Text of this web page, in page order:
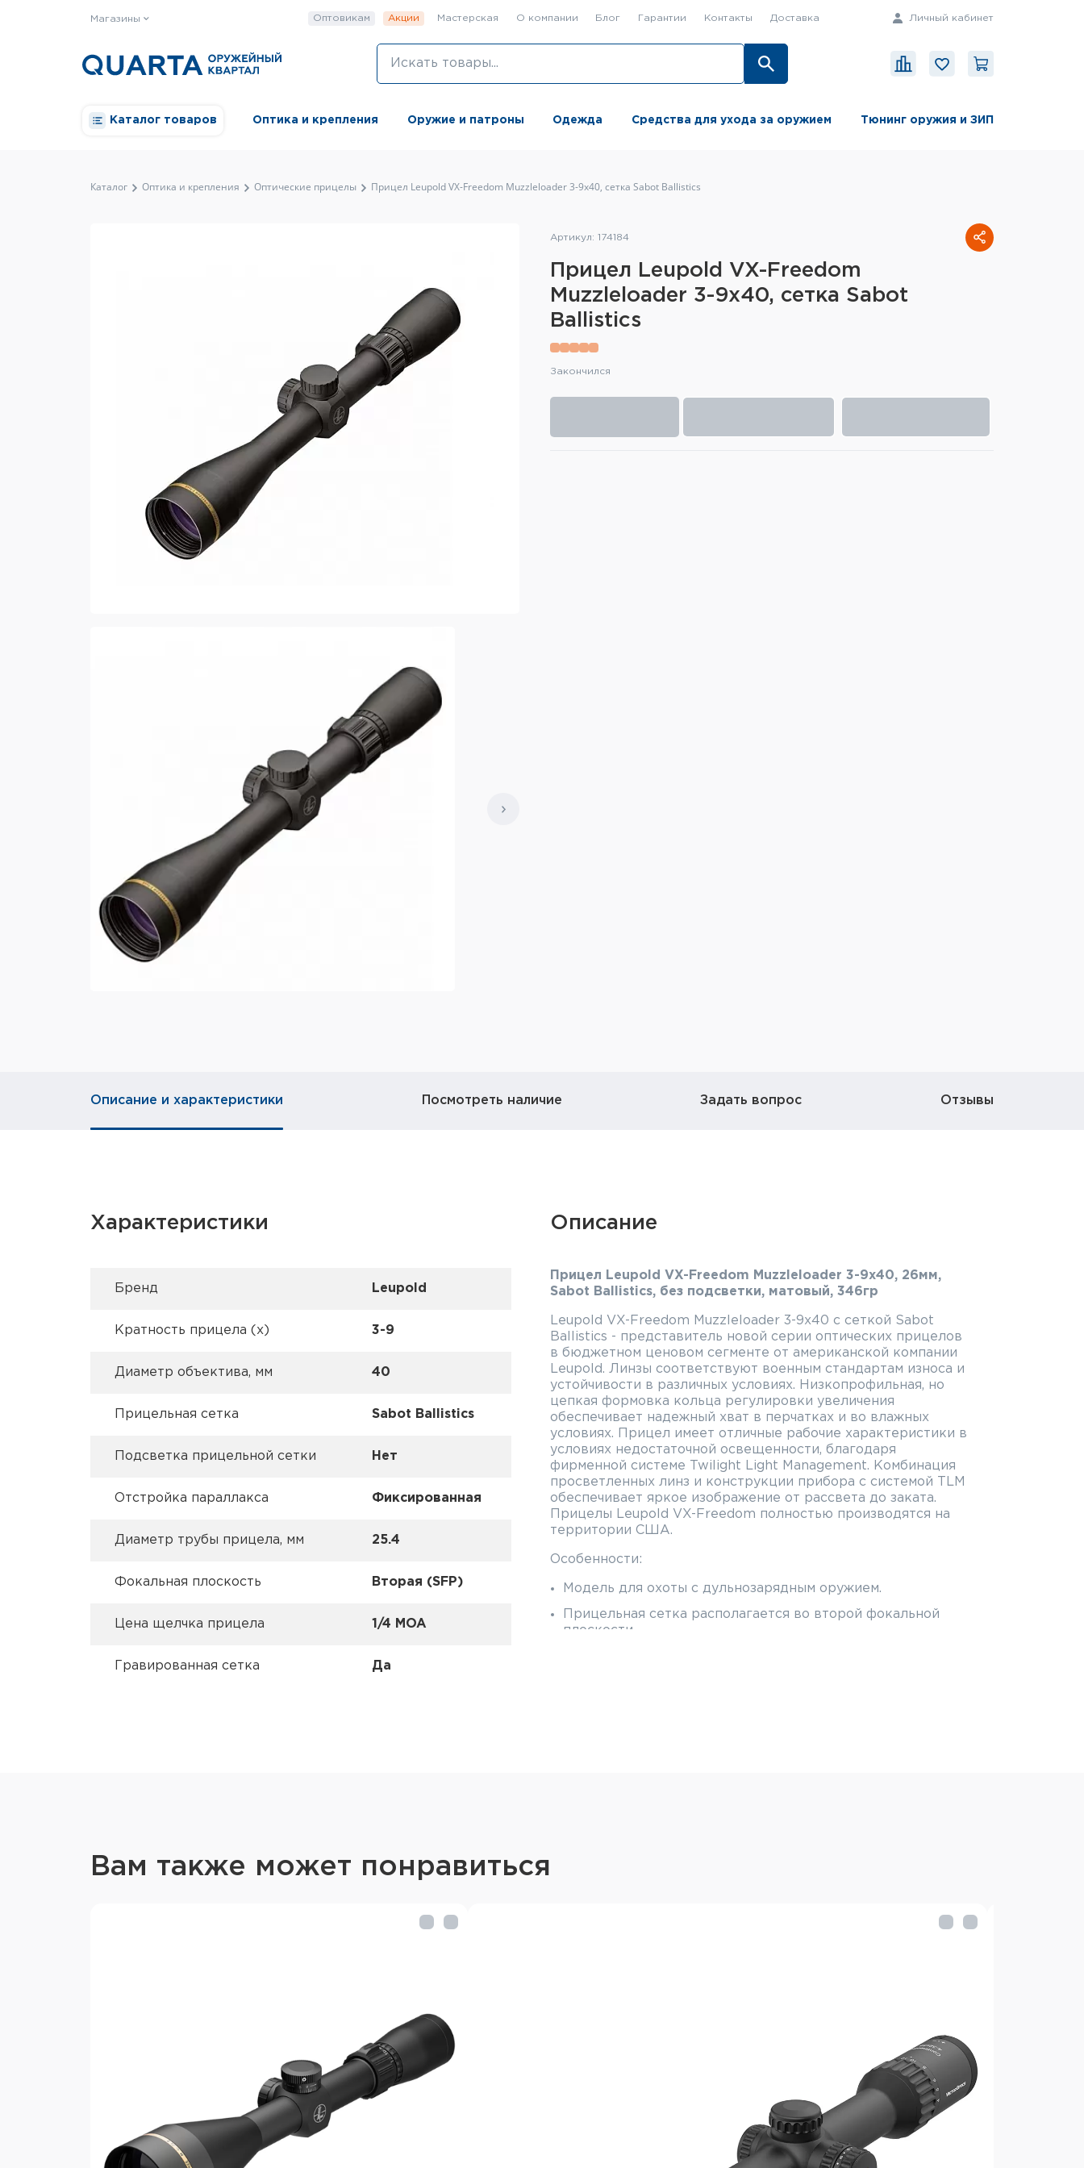
Магазины Оптовикам Акции Мастерская О компании Блог Гарантии Контакты Доставка Личный кабинет
Каталог товаров Оптика и крепления Оружие и патроны Одежда Средства для ухода за оружием Тюнинг оружия и ЗИП
Каталог Оптика и крепления Оптические прицелы Прицел Leupold VX-Freedom Muzzleloader 3-9x40, сетка Sabot Ballistics
Артикул: 174184
Прицел Leupold VX-Freedom
Muzzleloader 3-9x40, сетка Sabot
Ballistics
Закончился
Описание и характеристики Посмотреть наличие Задать вопрос Отзывы
Характеристики
Брeнд Leupold
Кратность прицела (х) 3-9
Диаметр объектива, мм 40
Прицельная сетка Sabot Ballistics
Подсветка прицельной сетки Нет
Отстройка параллакса Фиксированная
Диаметр трубы прицела, мм 25.4
Фокальная плоскость Вторая (SFP)
Цена щелчка прицела 1/4 MOA
Гравированная сетка Да
Описание
Прицел Leupold VX-Freedom Muzzleloader 3-9x40, 26мм,
Sabot Ballistics, без подсветки, матовый, 346гр
Leupold VX-Freedom Muzzleloader 3-9x40 c сеткой Sabot
Ballistics - представитель новой серии оптических прицелов
в бюджетном ценовом сегменте от американской компании
Leupold. Линзы соответствуют военным стандартам износа и
устойчивости в различных условиях. Низкопрофильная, но
цепкая формовка кольца регулировки увеличения
обеспечивает надежный хват в перчатках и во влажных
условиях. Прицел имеет отличные рабочие характеристики в
условиях недостаточной освещенности, благодаря
фирменной системе Twilight Light Management. Комбинация
просветленных линз и конструкции прибора с системой TLM
обеспечивает яркое изображение от рассвета до заката.
Прицелы Leupold VX-Freedom полностью производятся на
территории США.
Особенности:
Модель для охоты с дульнозарядным оружием.
Прицельная сетка располагается во второй фокальной
плоскости.
Вам также может понравиться